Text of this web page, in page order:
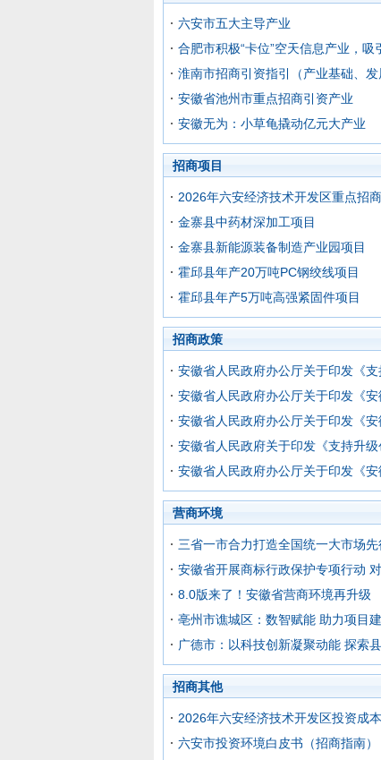
六安市五大主导产业
合肥市积极“卡位”空天信息产业，
淮南市招商引资指引（产业基础、发
安徽省池州市重点招商引资产业
安徽无为：小草龟撬动亿元大产业
招商项目
2026年六安经济技术开发区重点招
金寨县中药材深加工项目
金寨县新能源装备制造产业园项目
霍邱县年产20万吨PC钢绞线项目
霍邱县年产5万吨高强紧固件项目
招商政策
安徽省人民政府办公厅关于印发《
安徽省人民政府办公厅关于印发《
安徽省人民政府办公厅关于印发《
安徽省人民政府关于印发《支持升
安徽省人民政府办公厅关于印发《
营商环境
三省一市合力打造全国统一大市场
安徽省开展商标行政保护专项行动
8.0版来了！安徽省营商环境再升级
亳州市谯城区：数智赋能 助力项目
广德市：以科技创新凝聚动能 探索
招商其他
2026年六安经济技术开发区投资成
六安市投资环境白皮书（招商指南）